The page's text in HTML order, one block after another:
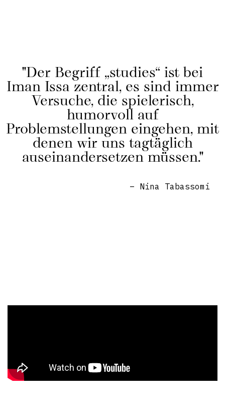
"Der Begriff „studies“ ist bei
Iman Issa zentral, es sind immer
Versuche, die spielerisch,
humorvoll auf
Problemstellungen eingehen, mit
denen wir uns tagtäglich
auseinandersetzen müssen."
– Nina Tabassomi